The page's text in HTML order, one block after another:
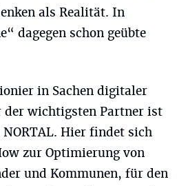
als Realität. In
dagegen schon geübte
in Sachen digitaler
der wichtigsten Partner ist
Hier findet sich
zur Optimierung von
und Kommunen, für den